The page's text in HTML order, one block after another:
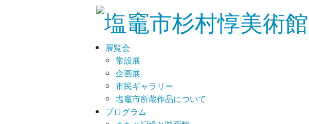
展覧会
常設展
企画展
市民ギャラリー
塩竈市所蔵作品について
プログラム